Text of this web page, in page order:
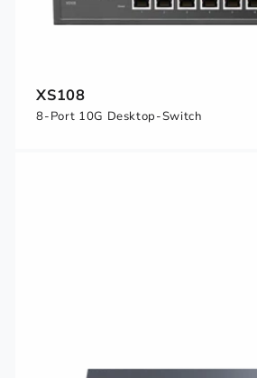
XS108
8-Port 10G Desktop-Switch